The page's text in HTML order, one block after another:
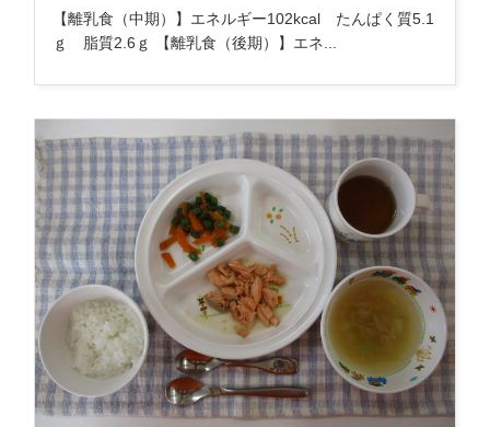
【離乳食（中期）】エネルギー102kcal たんぱく質5.1
ｇ 脂質2.6ｇ 【離乳食（後期）】エネ...